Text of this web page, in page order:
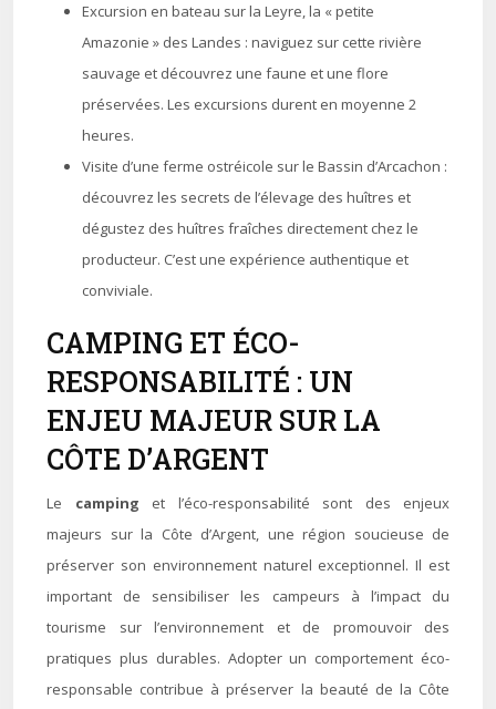
Excursion en bateau sur la Leyre, la « petite
Amazonie » des Landes : naviguez sur cette rivière
sauvage et découvrez une faune et une flore
préservées. Les excursions durent en moyenne 2
heures.
Visite d’une ferme ostréicole sur le Bassin d’Arcachon :
découvrez les secrets de l’élevage des huîtres et
dégustez des huîtres fraîches directement chez le
producteur. C’est une expérience authentique et
conviviale.
CAMPING ET ÉCO-
RESPONSABILITÉ : UN
ENJEU MAJEUR SUR LA
CÔTE D’ARGENT
Le camping et l’éco-responsabilité sont des enjeux
majeurs sur la Côte d’Argent, une région soucieuse de
préserver son environnement naturel exceptionnel. Il est
important de sensibiliser les campeurs à l’impact du
tourisme sur l’environnement et de promouvoir des
pratiques plus durables. Adopter un comportement éco-
responsable contribue à préserver la beauté de la Côte